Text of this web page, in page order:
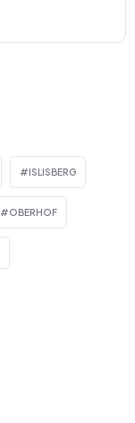
ISLISBERG
OBERHOF